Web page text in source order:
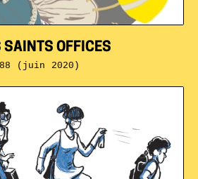
SAINTS OFFICES
(juin 2020)